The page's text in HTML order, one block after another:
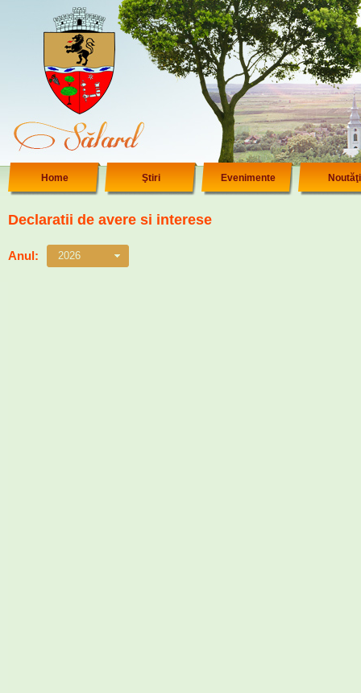
Home Ştiri Evenimente Noutăţi
Declaratii de avere si interese
Anul: 2026